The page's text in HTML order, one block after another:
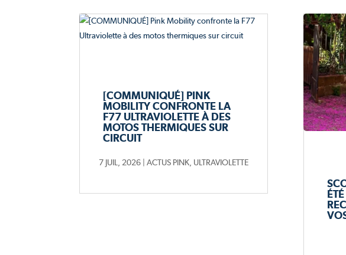
[COMMUNIQUÉ] PINK
MOBILITY CONFRONTE LA
F77 ULTRAVIOLETTE À DES
MOTOS THERMIQUES SUR
CIRCUIT
7 JUIL, 2026 |ACTUS PINK ULTRAVIOLETTE